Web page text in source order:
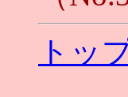
トッ